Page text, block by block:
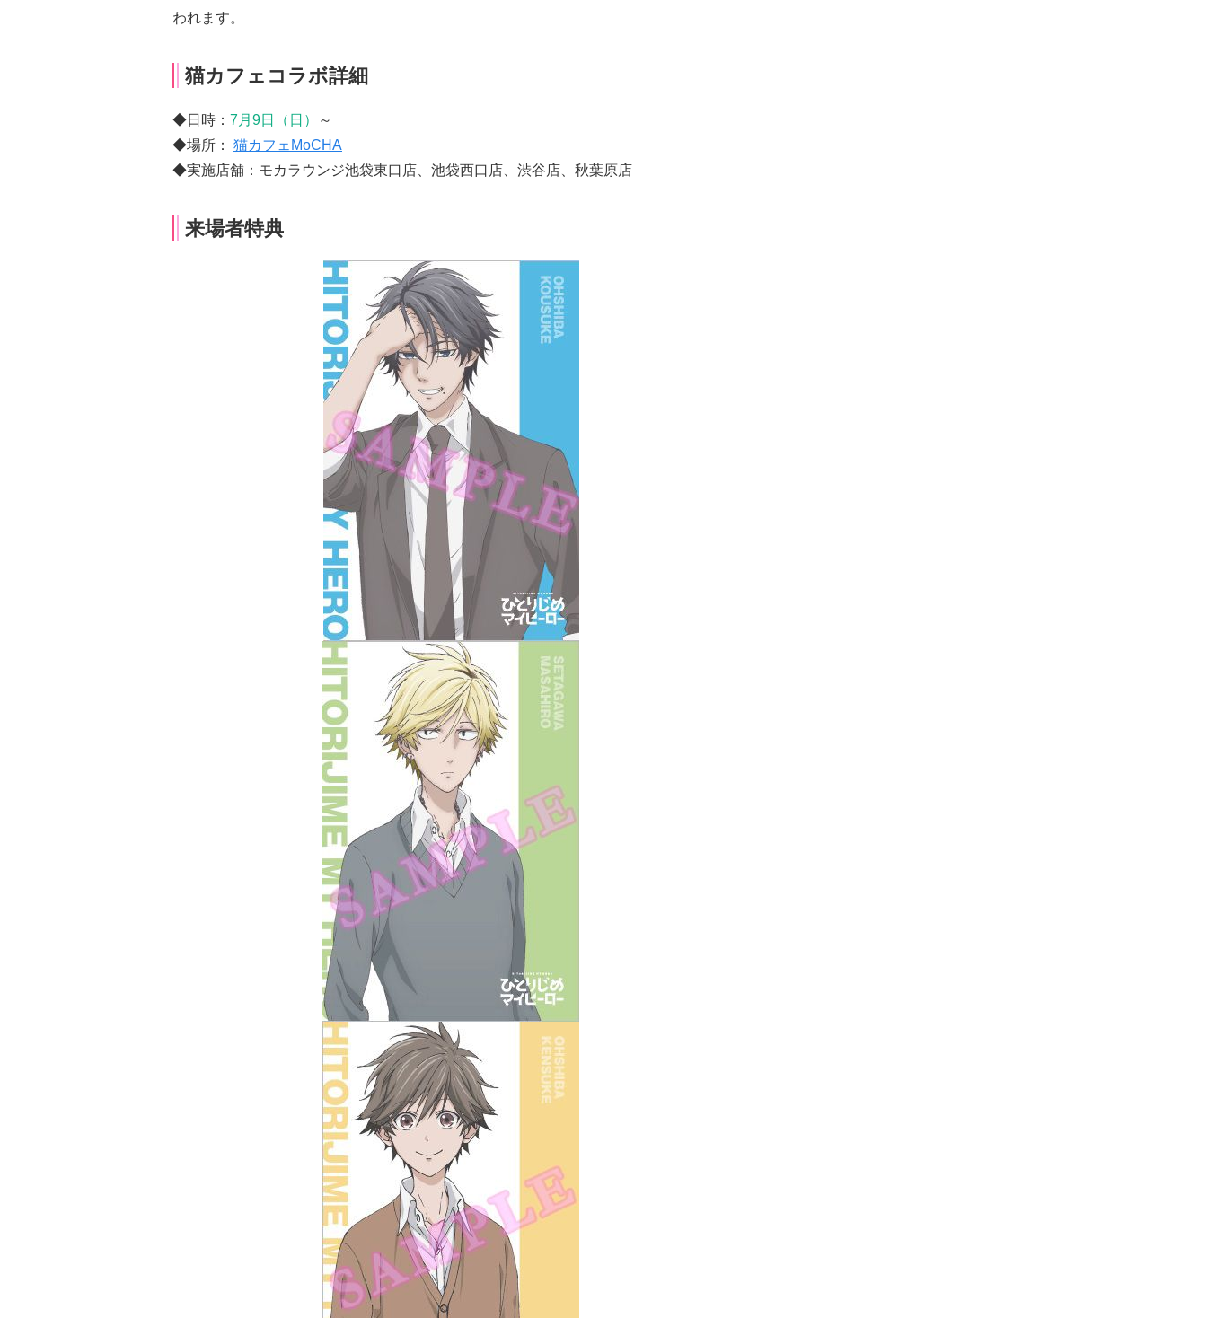
われます。
猫カフェコラボ詳細
◆日時： 7月9日（日）
～
◆場所： 猫カフェMoCHA
◆実施店舗：モカラウンジ池袋東口店、池袋西口店、渋谷店、秋葉原店
来場者特典